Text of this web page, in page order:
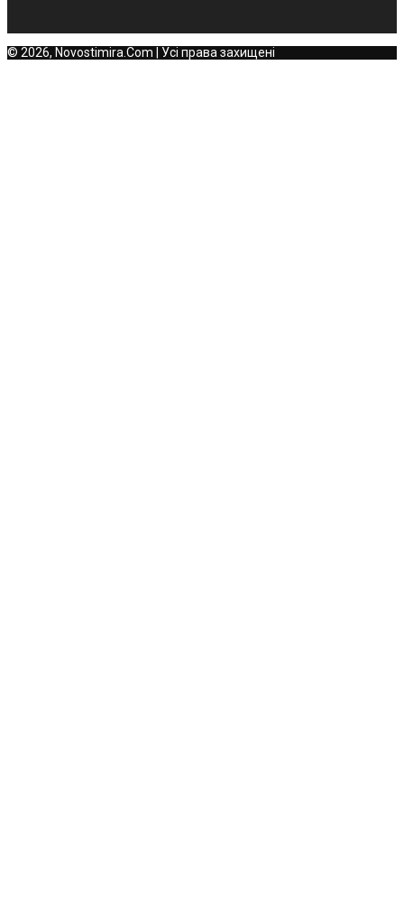
© 2026, Novostimira.Com | Усі права захищені